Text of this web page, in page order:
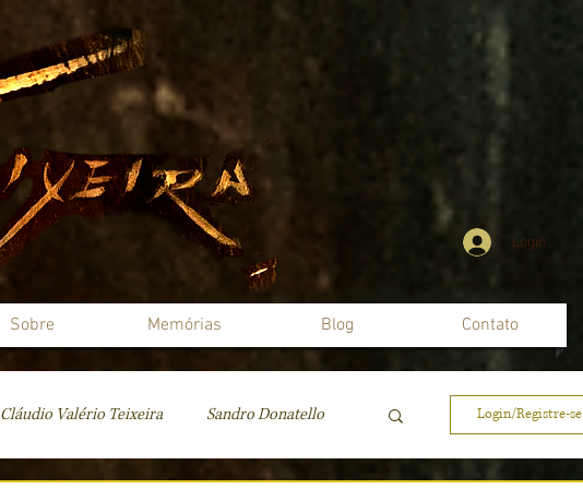
Sobre Memórias Blog Contato
Login
Cláudio Valério Teixeira Sandro Donatello Login/Registre-se